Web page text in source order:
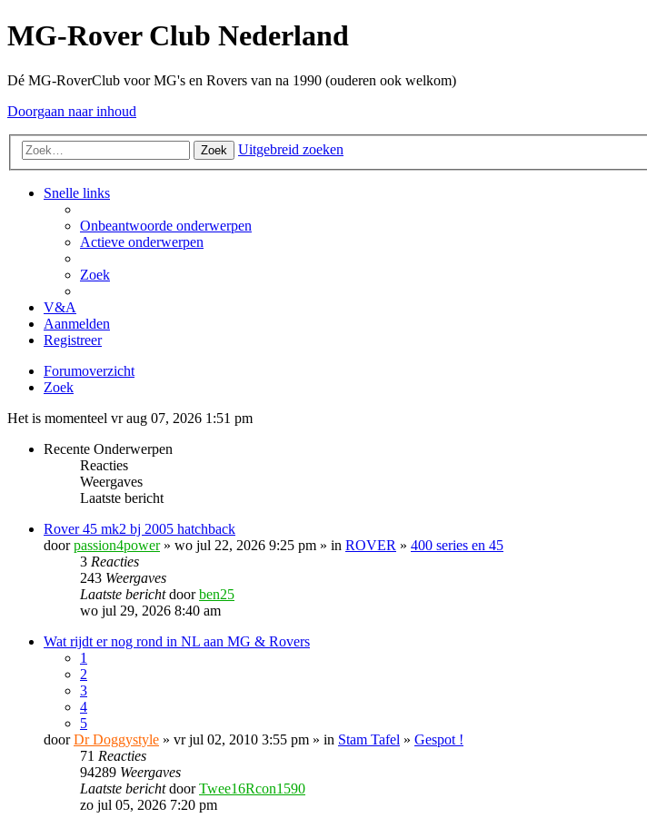
MG-Rover Club Nederland
Dé MG-RoverClub voor MG's en Rovers van na 1990 (ouderen ook welkom)
Doorgaan naar inhoud
Zoek Uitgebreid zoeken
Snelle links
Onbeantwoorde onderwerpen
Actieve onderwerpen
Zoek
V&A
Aanmelden
Registreer
Forumoverzicht
Zoek
Het is momenteel vr aug 07, 2026 1:51 pm
Recente Onderwerpen
Reacties
Weergaves
Laatste bericht
Rover 45 mk2 bj 2005 hatchback
doorpassion4power» wo jul 22, 2026 9:25 pm » in ROVER » 400 series en 45
3 Reacties
243 Weergaves
Laatste berichtdoorben25
wo jul 29, 2026 8:40 am
Wat rijdt er nog rond in NL aan MG & Rovers
1
2
3
4
5
doorDr Doggystyle » vr jul 02, 2010 3:55 pm » in Stam Tafel » Gespot !
71 Reacties
94289 Weergaves
Laatste berichtdoorTwee16Rcon1590
zo jul 05, 2026 7:20 pm